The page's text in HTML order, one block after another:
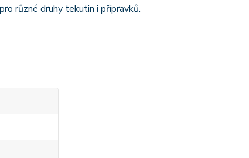
různé druhy tekutin i přípravků.